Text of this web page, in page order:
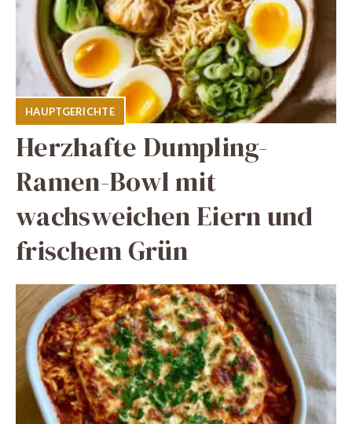
HAUPTGERICHTE
Herzhafte Dumpling-
Ramen-Bowl mit
wachsweichen Eiern und
frischem Grün